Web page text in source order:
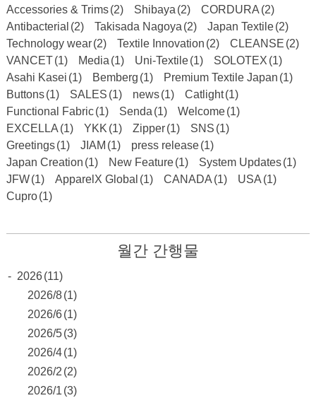
Accessories & Trims(2) Shibaya (2) CORDURA (2)
Antibacterial (2) Takisada Nagoya (2) Japan Textile(2)
Technology wear(2) Textile Innovation (2) CLEANSE (2)
VANCET(1) Media (1) Uni-Textile(1) SOLOTEX (1)
Asahi Kasei (1) Bemberg (1) Premium Textile Japan (1)
Buttons(1) SALES (1) news(1) Catlight(1)
Functional Fabric(1) Senda (1) Welcome(1)
EXCELLA (1) YKK (1) Zipper(1) SNS (1)
Greetings(1) JIAM (1) press release(1)
Japan Creation (1) New Feature(1) System Updates(1)
JFW(1) ApparelX Global (1) CANADA (1) USA (1)
Cupro(1)
월간 간행물
- 2026(11)
2026/8(1)
2026/6(1)
2026/5(3)
2026/4(1)
2026/2 (2)
2026/1 (3)